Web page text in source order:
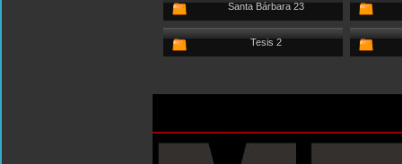
Santa Bárbara 23
Tesis 2